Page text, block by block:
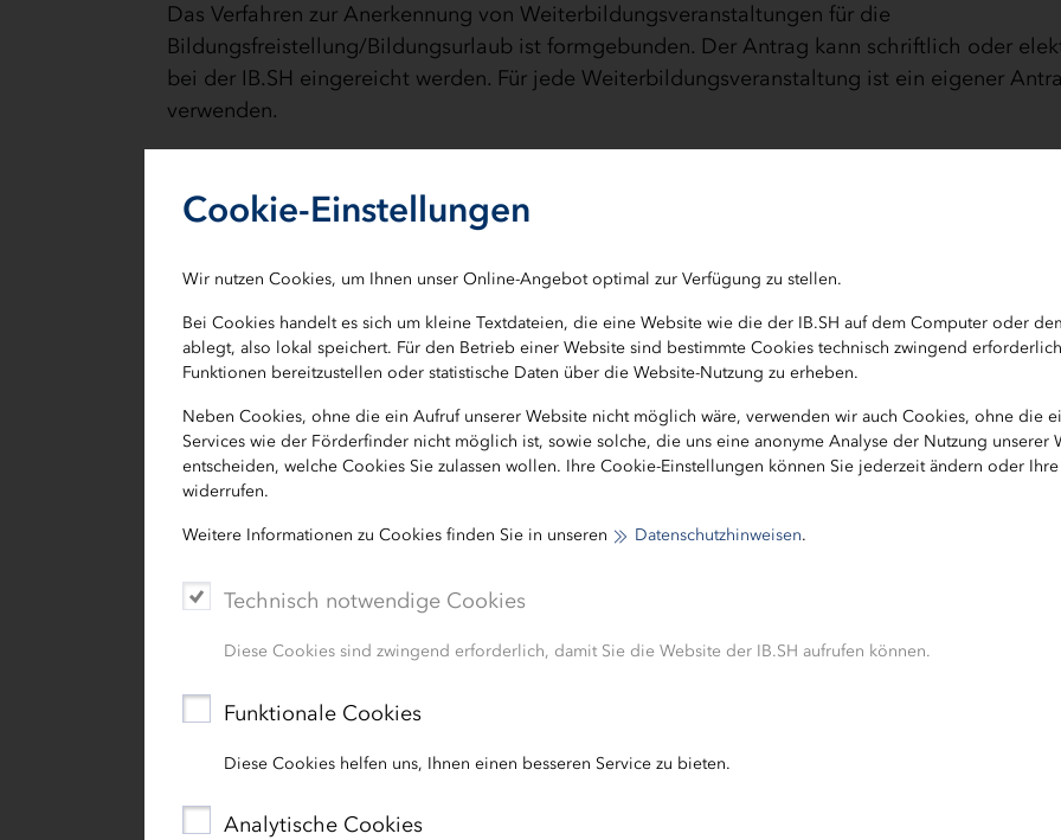
Cookie-Einstellungen
Wir nutzen Cookies, um Ihnen unser Online-Angebot optimal zur Verfügung zu stellen.
Bei Cookies handelt es sich um kleine Textdateien, die eine Website wie die der IB.SH auf dem Computer oder
ablegt, also lokal speichert. Für den Betrieb einer Website sind bestimmte Cookies technisch zwingend
Funktionen bereitzustellen oder statistische Daten über die Website-Nutzung zu erheben.
Neben Cookies, ohne die ein Aufruf unserer Website nicht möglich wäre, verwenden wir auch Cookies, ohne die
Services wie der Förderfinder nicht möglich ist, sowie solche, die uns eine anonyme Analyse der Nutzung unserer
entscheiden, welche Cookies Sie zulassen wollen. Ihre Cookie-Einstellungen können Sie jederzeit ändern oder
widerrufen.
Weitere Informationen zu Cookies finden Sie in unseren Datenschutzhinweisen.
Technisch notwendige Cookies
Diese Cookies sind zwingend erforderlich, damit Sie die Website der IB.SH aufrufen können.
Funktionale Cookies
Diese Cookies helfen uns, Ihnen einen besseren Service zu bieten.
Analytische Cookies
Das Verfahren zur Anerkennung von Weiterbildungsveranstaltungen für die
Bildungsfreistellung/Bildungsurlaub ist formgebunden. Der Antrag kann schriftlich oder
bei der IB.SH eingereicht werden. Für jede Weiterbildungsveranstaltung ist ein eigener
verwenden.
Antragsfrist
gilt auch für Wiederholungsanträge.
nehmen Sie unbedingt Kontakt mit uns auf.
Die Antragsfristen haben den Hintergrund, dass Beschäftigte nach § 7 Abs. 1 WBG ihren
in der Regel 6 Wochen vor Beginn einer Veranstaltung zu informieren haben, dass sie
Bildungsfreistellung beanspruchen wollen und dabei die Anerkennung nachweisen müssen.
rückwirkende Anerkennung ist in jedem Fall ausgeschlossen.
Gebühren
Das Land Schleswig-Holstein erhebt Gebühren nach § 9 Bildungsfreistellungsverordnung
Bitte beachten Sie, dass die Gebühr mit Antragstellung fällig wird und die Zahlung daher
des Antrages nachzuweisen ist. Um eine eindeutige Zuordnung Ihrer Zahlung zu Ihrem
vornehmen zu können, bitten wir um die Angabe des Titels der Veranstaltung im
der Überweisung. Näheres zu den Gebühren entnehmen Sie bitte unserem "Merkblatt zur